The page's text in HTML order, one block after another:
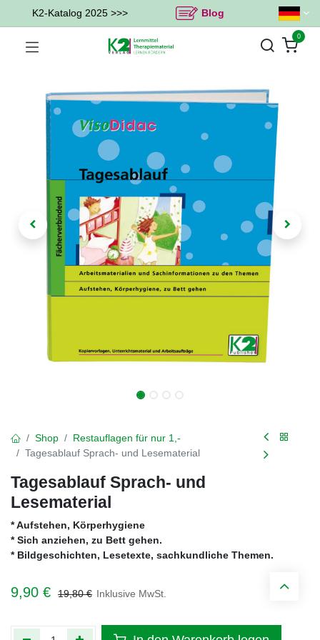
K2-Katalog 2025 >>> Blog
0
Shop
Restauflagen für nur 1,-
Tagesablauf Sprach- und Lesematerial
Tagesablauf Sprach- und
Lesematerial
* Aufstehen, Körperhygiene
* Sich anziehen, zu Bett gehen.
* Bildgeschichten, Lesetexte, sachkundliche Themen.
9,90 € 19,80€ Inklusive MwSt.